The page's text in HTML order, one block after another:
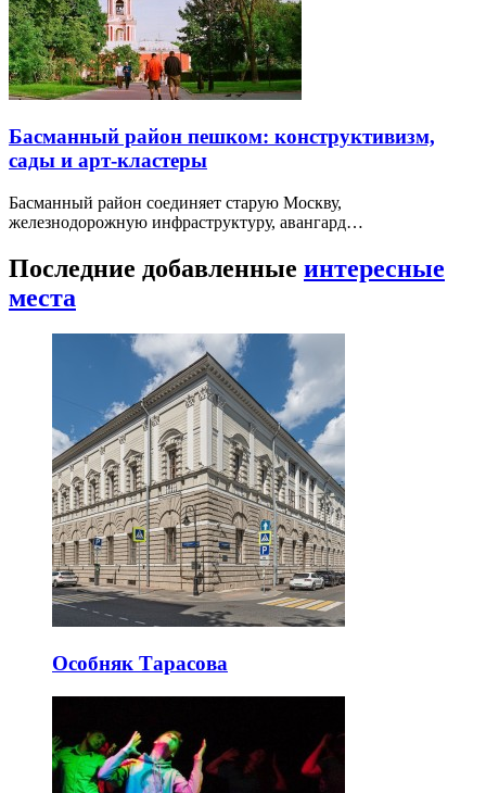
Басманный район пешком: конструктивизм,
сады и арт-кластеры
Басманный район соединяет старую Москву,
железнодорожную инфраструктуру, авангард…
Последние добавленные интересные
места
Особняк Тарасова